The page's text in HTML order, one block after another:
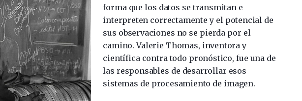
forma que los datos se transmitan e
interpreten correctamente y el potencial de
sus observaciones no se pierda por el
camino. Valerie Thomas, inventora y
científica contra todo pronóstico, fue una de
las responsables de desarrollar esos
sistemas de procesamiento de imagen.